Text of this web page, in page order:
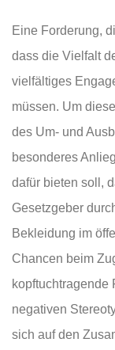
Eine Forderung,
dass die Vielfalt
vielfältiges
müssen. Um
des Um- und
besonderes
dafür bieten soll,
Gesetzgeber
Bekleidung im
Chancen beim
kopftuchtragende
negativen
sich auf den